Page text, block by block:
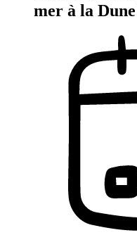
mer à la